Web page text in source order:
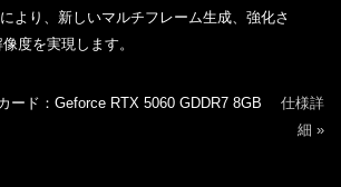
より、新しいマルチフレーム生成、強化さ
度を実現します。
ード：Geforce RTX 5060 GDDR7 8GB 仕様詳
細 »